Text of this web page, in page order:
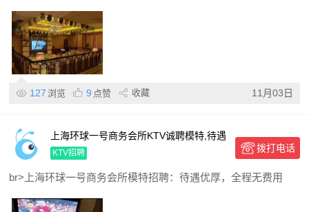
127 浏览 9 点赞 收藏 11月03日
上海环球一号商务会所KTV诚聘模特,待遇
优厚免费用,日结高薪轻松上岗
KTV招聘 拨打电话
br>上海环球一号商务会所模特招聘：待遇优厚，全程无费用